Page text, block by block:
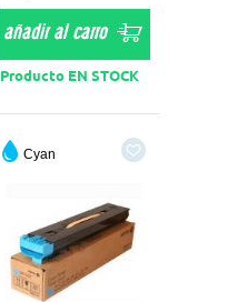
Producto EN STOCK
añadir al carro
Cyan